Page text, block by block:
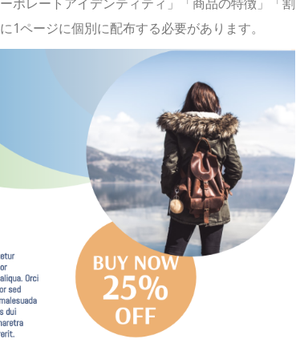
ページに個別に配布する必要があります。